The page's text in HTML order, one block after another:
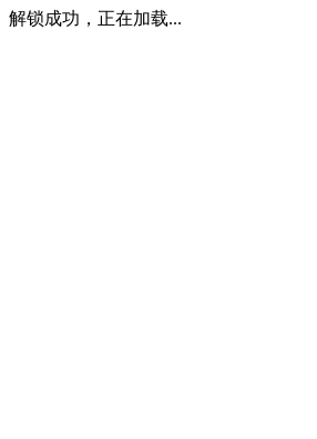
解锁成功，正在加载...